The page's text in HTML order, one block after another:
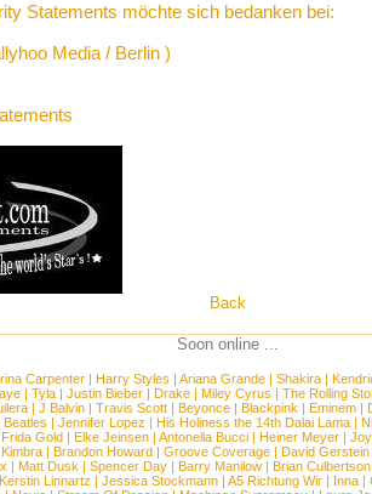
Statements möchte sich bedanken bei:
Media / Berlin )
Back
Soon online ...
Carpenter | Harry Styles | Ariana Grande | Shakira |
| Tyla| Justin Bieber| Drake| Miley Cyrus | The Rolling
| J Balvin | Travis Scott | Beyonce | Blackpink | Eminem |
Beatles | Jennifer Lopez | His Holiness the 14th Dalai Lama|
Frida Gold | Elke Jeinsen | Antonella Bucci | Heiner Meyer |
Kimbra | Brandon Howard | Groove Coverage | David Gerstein
| Matt Dusk | Spencer Day| Barry Manilow| Brian Culbertson
Kerstin Linnartz | Jessica Stockmann | A5 Richtung Wir | Inna |